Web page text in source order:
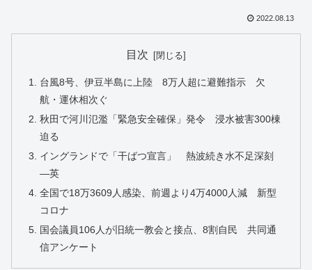
2022.08.13
目次
台風8号、伊豆半島に上陸 8万人超に避難指示 欠
航・運休相次ぐ
秋田で河川氾濫「緊急安全確保」発令 浸水被害300棟
迫る
イングランドで「干ばつ宣言」 熱波続き水不足深刻
―英
全国で18万3609人感染、前週より4万4000人減 新型
コロナ
国会議員106人が旧統一教会と接点、8割自民 共同通
信アンケート